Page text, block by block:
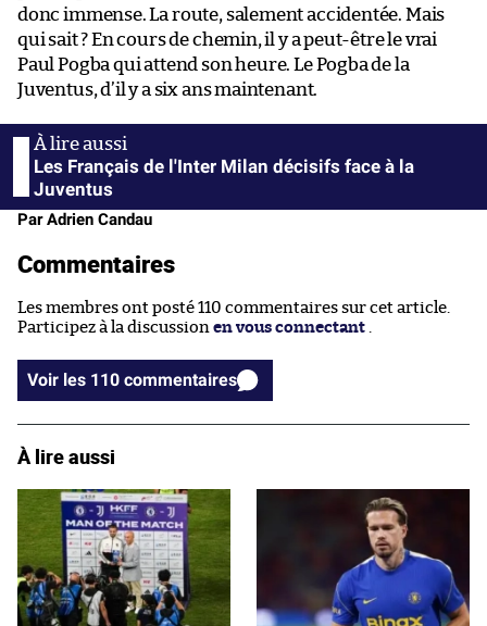
donc immense. La route, salement accidentée. Mais
qui sait ? En cours de chemin, il y a peut-être le vrai
Paul Pogba qui attend son heure. Le Pogba de la
Juventus, d’il y a six ans maintenant.
Les Français de l'Inter Milan décisifs face à la
Juventus
Par Adrien Candau
Commentaires
Les membres ont posté 110 commentaires sur cet article.
Participez à la discussion en vous connectant
Voir les 110 commentaires
À lire aussi